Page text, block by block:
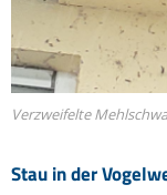
Stau in der
Verzweifelte